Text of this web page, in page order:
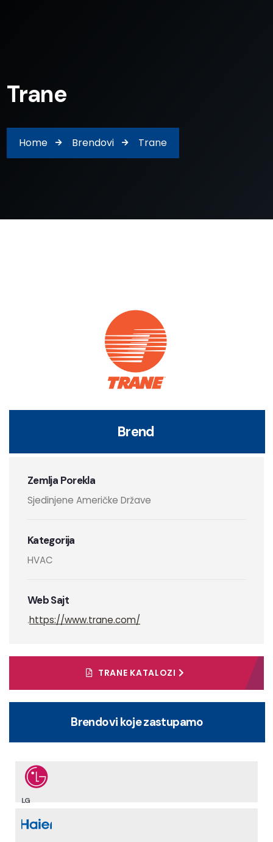
Trane
Home Brendovi Trane
Brend
Zemlja Porekla
Sjedinjene Američke Države
Kategorija
HVAC
Web Sajt
.https://www.trane.com/
TRANE KATALOZI
Brendovi koje zastupamo
LG